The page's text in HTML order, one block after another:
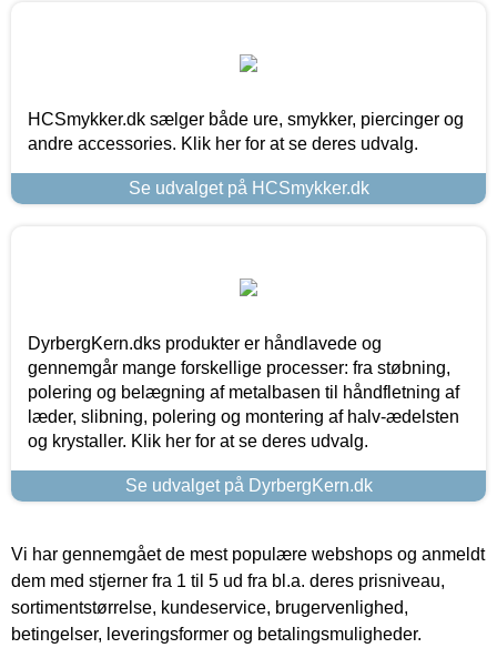
HCSmykker.dk sælger både ure, smykker, piercinger og
andre accessories. Klik her for at se deres udvalg.
Se udvalget på HCSmykker.dk
DyrbergKern.dks produkter er håndlavede og
gennemgår mange forskellige processer: fra støbning,
polering og belægning af metalbasen til håndfletning af
læder, slibning, polering og montering af halv-ædelsten
og krystaller. Klik her for at se deres udvalg.
Se udvalget på DyrbergKern.dk
Vi har gennemgået de mest populære webshops og anmeldt
dem med stjerner fra 1 til 5 ud fra bl.a. deres prisniveau,
sortimentstørrelse, kundeservice, brugervenlighed,
betingelser, leveringsformer og betalingsmuligheder.